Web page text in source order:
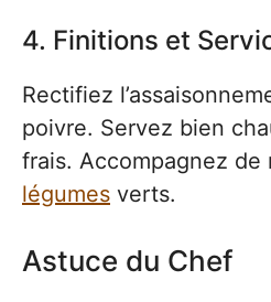
4. Finitions et
Rectifiez
poivre. Servez bien
frais. Accompagnez de
légumes verts.
Astuce du Chef